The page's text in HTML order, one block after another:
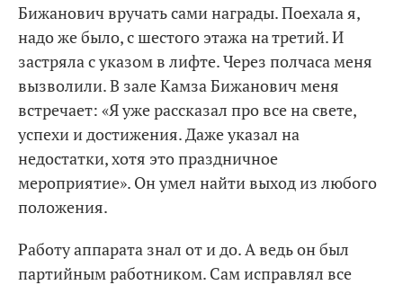
Бижанович вручать сами награды. Поехала я,
надо же было, с шестого этажа на третий. И
застряла с указом в лифте. Через полчаса меня
вызволили. В зале Камза Бижанович меня
встречает: «Я уже рассказал про все на свете,
успехи и достижения. Даже указал на
недостатки, хотя это праздничное
мероприятие». Он умел найти выход из любого
положения.
Работу аппарата знал от и до. А ведь он был
партийным работником. Сам исправлял все